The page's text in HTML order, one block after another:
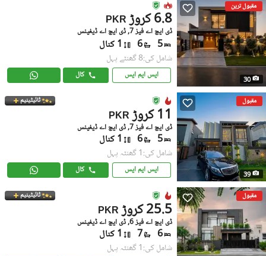
مقبول ترین
30
PKR 6.8 کروڑ
ڈی ایچ اے فیز 7, ڈی ایچ اے ڈیفینس
5
6 1 کنال
شامل کی:8 گھنٹے پہل
ایس ایم ایس کال
مقبول
39
ٹائیٹینیم
PKR 11 کروڑ
ڈی ایچ اے فیز 7, ڈی ایچ اے ڈیفینس
5
6 1 کنال
شامل کی:1 گھنٹہ پہل
ایس ایم ایس کال
مقبول ٹائیٹینیم
PKR 25.5 کروڑ
ڈی ایچ اے فیز 6, ڈی ایچ اے ڈیفینس
6
7 1 کنال
شامل کی:1 گھنٹہ پہل